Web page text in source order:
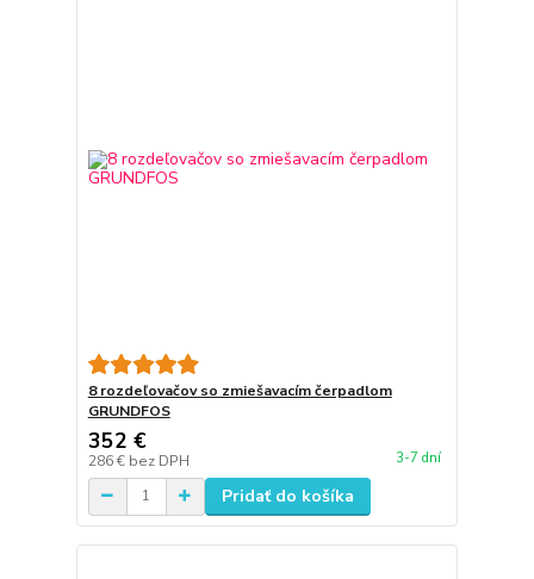
8 rozdeľovačov so zmiešavacím čerpadlom
GRUNDFOS
352 €
286 € bez DPH 3-7 dní
Pridať do košíka